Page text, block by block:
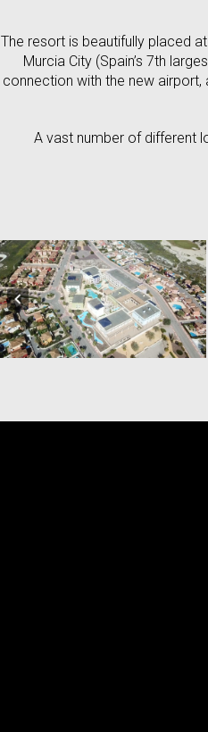
The resort is beautifully placed
Murcia City (Spain’s 7th
connection with the new airport,
A vast number of different